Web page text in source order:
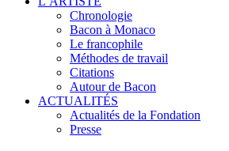
Chronologie
Bacon à Monaco
Le francophile
Méthodes de travail
Citations
Autour de Bacon
ACTUALITÉS
Actualités de la Fondation
Presse